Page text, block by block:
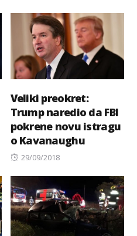
Veliki preokret:
Trump naredio da FBI
pokrene novu istragu
o Kavanaughu
Posted
29/09/2018